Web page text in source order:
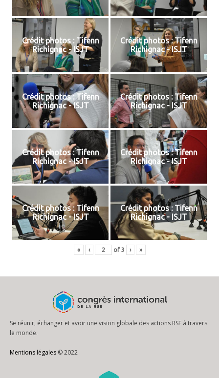
Crédit photos : Tifenn
Richignac - ISJT
Crédit photos : Tifenn
Richignac - ISJT
Crédit photos : Tifenn
Richignac - ISJT
Crédit photos : Tifenn
Richignac - ISJT
Crédit photos : Tifenn
Richignac - ISJT
Crédit photos : Tifenn
Richignac - ISJT
Crédit photos : Tifenn
Richignac - ISJT
Crédit photos : Tifenn
Richignac - ISJT
« ‹ of 3 › »
Se réunir, échanger et avoir une vision globale des actions RSE à travers
le monde.
Mentions légales © 2022